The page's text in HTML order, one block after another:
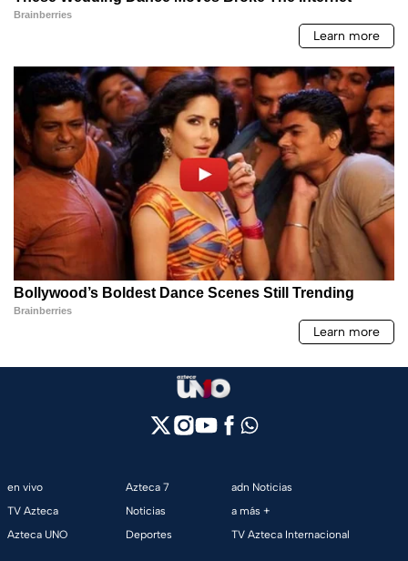
en vivo
TV Azteca
Azteca UNO
Azteca 7
Noticias
Deportes
adn Noticias
a más +
TV Azteca Internacional